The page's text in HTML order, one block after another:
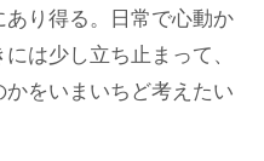
り得る。日常で心動か
は少し立ち止まって、
をいまいちど考えたい